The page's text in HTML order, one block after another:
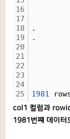
16
17
18
19
20
21
22
23
24
25
.
.
1981
col1 컬럼과
1981번쨰 데이터